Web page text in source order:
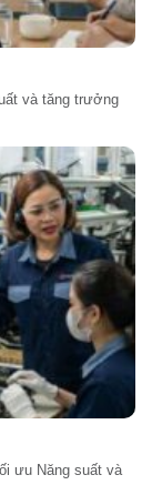
và tăng trưởng
ưu Năng suất và